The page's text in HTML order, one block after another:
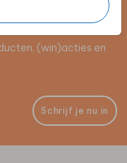
(win)acties en
Schrijf je nu in